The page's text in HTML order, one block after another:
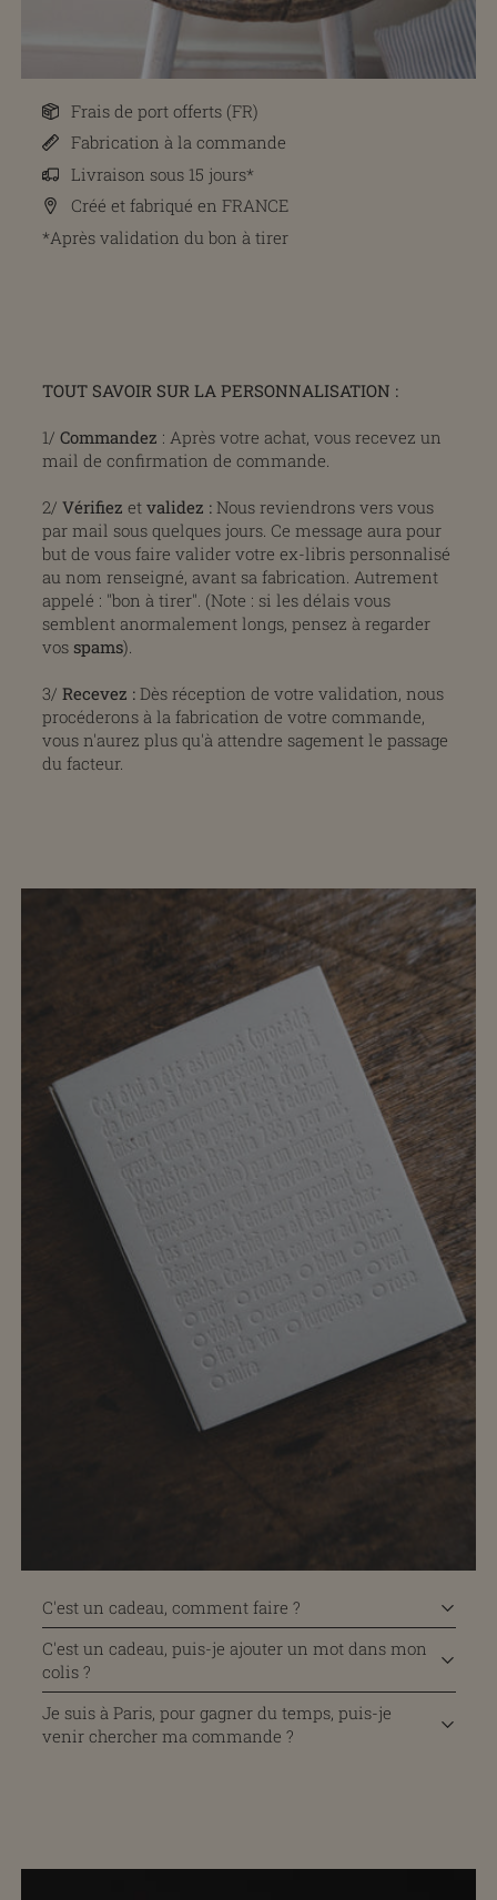
Frais de port offerts (FR)
Fabrication à la commande
Livraison sous 15 jours*
Créé et fabriqué en FRANCE
*Après validation du bon à tirer
TOUT SAVOIR SUR LA PERSONNALISATION :
1/ Commandez : Après votre achat, vous recevez un
mail de confirmation de commande.
2/ Vérifiez etvalidez :Nous reviendrons vers vous
par mail sous quelques jours. Ce message aura pour
but de vous faire valider votre ex-libris personnalisé
au nom renseigné, avant sa fabrication. Autrement
appelé : "bon à tirer". (Note : si les délais vous
semblent anormalement longs, pensez à regarder
vos spams).
3/ Recevez :Dès réception de votre validation, nous
procéderons à la fabrication de votre commande,
vous n'aurez plus qu'à attendre sagement le passage
du facteur.
C'est un cadeau, comment faire ?
C'est un cadeau, puis-je ajouter un mot dans mon
colis ?
Je suis à Paris, pour gagner du temps, puis-je
venir chercher ma commande ?